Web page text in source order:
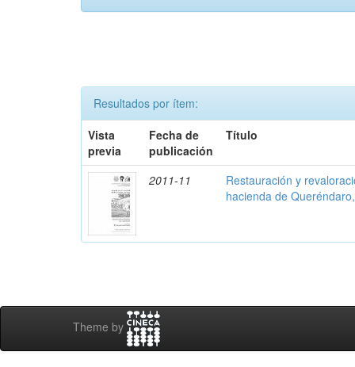
Resultados por ítem:
Vista
previa
Fecha de
publicación
Título
2011-11
Restauración y
hacienda de
Theme by